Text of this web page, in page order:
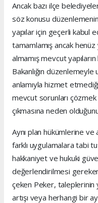
Ancak bazı ilçe
söz konusu
yapılar için geçerli kabul
tamamlamış ancak
almamış mevcut yapıların
Bakanlığın
anlamıyla hizmet
mevcut sorunları
çıkmasına neden
Aynı plan hükümlerine ve
farklı uygulamalara tabi
hakkaniyet ve hukuki
değerlendirilmesi
çeken Peker, taleplerinin
artışı veya herhangi bir